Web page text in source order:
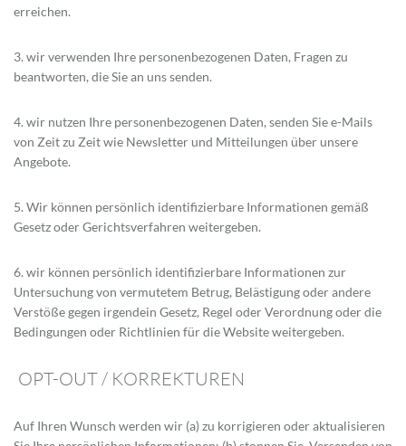
erreichen.
3. wir verwenden Ihre personenbezogenen Daten, Fragen zu
beantworten, die Sie an uns senden.
4. wir nutzen Ihre personenbezogenen Daten, senden Sie e-Mails
von Zeit zu Zeit wie Newsletter und Mitteilungen über unsere
Angebote.
5. Wir können persönlich identifizierbare Informationen gemäß
Gesetz oder Gerichtsverfahren weitergeben.
6. wir können persönlich identifizierbare Informationen zur
Untersuchung von vermutetem Betrug, Belästigung oder andere
Verstöße gegen irgendein Gesetz, Regel oder Verordnung oder die
Bedingungen oder Richtlinien für die Website weitergeben.
OPT-OUT / KORREKTUREN
Auf Ihren Wunsch werden wir (a) zu korrigieren oder aktualisieren